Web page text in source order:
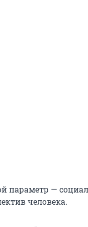
параметр —
человека.